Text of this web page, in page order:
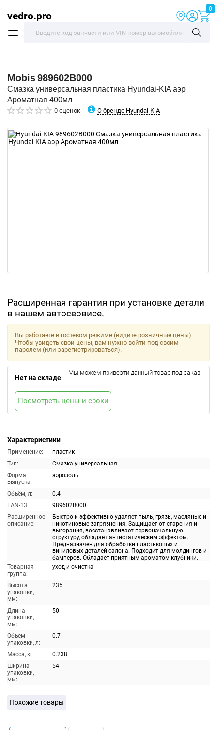
vedro.pro
0
Mobis989602B000
Смазка универсальная пластика Hyundai-KIA аэр
Ароматная 400мл
0 оценок О бренде Hyundai-KIA
Расширенная гарантия при установке детали
в нашем автосервисе.
Характеристики
Применение:
пластик
Тип:
Смазка универсальная
Форма
выпуска:
аэрозоль
Объём, л:
0.4
EAN-13:
989602B000
Расширенное
описание:
Быстро и эффективно удаляет пыль, грязь, масляные и
никотиновые загрязнения. Защищает от старения и
выгорания, восстанавливает первоначальную
структуру, обладает антистатическим эффектом.
Предназначен для обработки пластиковых и
виниловых деталей салона. Подходит для молдингов и
бамперов. Обладает приятным ароматом клубники.
Товарная
группа:
уход и очистка
Высота
упаковки,
мм:
235
Длина
упаковки,
мм:
50
Объем
упаковки, л:
0.7
Масса, кг:
0.238
Ширина
упаковки,
мм:
54
Вы работаете в гостевом режиме (видите розничные цены).
Чтобы увидеть свои цены, вам нужно войти под своим
паролем (или зарегистрироваться).
Нет на складе
Мы можем привезти данный товар под заказ.
Посмотреть цены и сроки
Похожие товары